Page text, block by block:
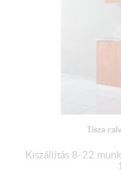
Tisza
Kiszállítás 8-22